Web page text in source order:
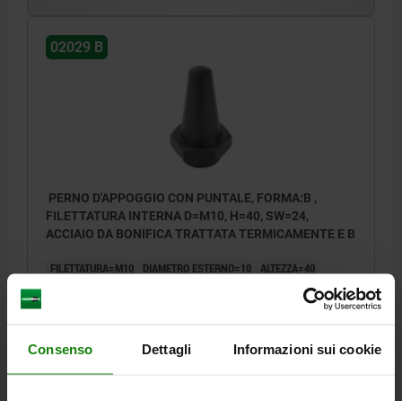
Consenso Dettagli Informazioni sui cookie
02029 B
PERNO D'APPOGGIO CON PUNTALE, FORMA:B ,
FILETTATURA INTERNA D=M10, H=40, SW=24,
ACCIAIO DA BONIFICA TRATTATA TERMICAMENTE E B
FILETTATURA=M10 DIAMETRO ESTERNO=10 ALTEZZA=40
P=10